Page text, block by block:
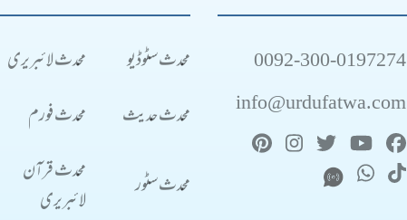
0092-300-0197274
info@urdufatwa.com
محدث سٹوڈیو محدث لائبریری
محدث حدیث
محدث فورم
محدث سٹور
محدث قرآن
لائبریری